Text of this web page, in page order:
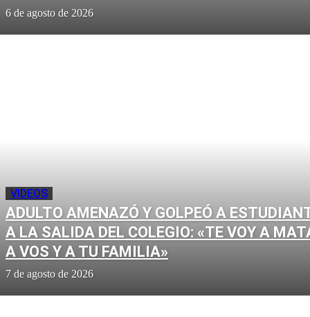
6 de agosto de 2026
VIDEOS
ADULTO AMENAZÓ Y GOLPEÓ A
A LA SALIDA DEL COLEGIO: «TE VOY A
A VOS Y A TU FAMILIA»
7 de agosto de 2026